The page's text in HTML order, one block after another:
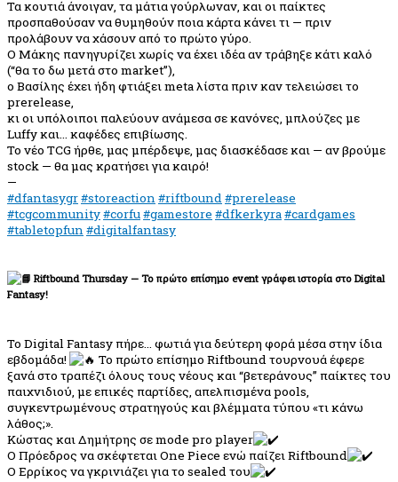
Τα κουτιά άνοιγαν, τα μάτια γούρλωναν, και οι παίκτες
προσπαθούσαν να θυμηθούν ποια κάρτα κάνει τι — πριν
προλάβουν να χάσουν από το πρώτο γύρο.
Ο Μάκης πανηγυρίζει χωρίς να έχει ιδέα αν τράβηξε κάτι καλό
(“θα το δω μετά στο market”),
ο Βασίλης έχει ήδη φτιάξει meta λίστα πριν καν τελειώσει το
prerelease,
κι οι υπόλοιποι παλεύουν ανάμεσα σε κανόνες, μπλούζες με
Luffy και… καφέδες επιβίωσης.
Το νέο TCG ήρθε, μας μπέρδεψε, μας διασκέδασε και — αν βρούμε
stock — θα μας κρατήσει για καιρό!
—
#dfantasygr#storeaction#riftbound#prerelease
#tcgcommunity#corfu#gamestore #dfkerkyra#cardgames
#tabletopfun#digitalfantasy
Riftbound Thursday — Το πρώτο επίσημο event γράφει ιστορία στο Digital
Fantasy!
Το Digital Fantasy πήρε… φωτιά για δεύτερη φορά μέσα στην ίδια
εβδομάδα!
Το πρώτο επίσημο Riftbound τουρνουά έφερε
ξανά στο τραπέζι όλους τους νέους και “βετεράνους” παίκτες του
παιχνιδιού, με επικές παρτίδες, απελπισμένα pools,
συγκεντρωμένους στρατηγούς και βλέμματα τύπου «τι κάνω
λάθος;».
Κώστας και Δημήτρης σε mode pro player
Ο Πρόεδρος να σκέφτεται One Piece ενώ παίζει Riftbound
Ο Ερρίκος να γκρινιάζει για το sealed του